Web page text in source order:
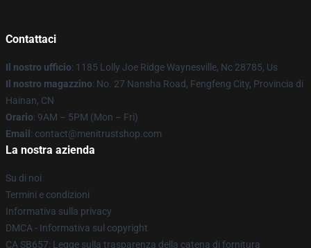
Contattaci
Il nostro ufficio: 1185 Lolly Joe Ridge Waynesville, Nc 28785, Us
Il nostro magazzino: No. 27 Nansha Road, Fengfeng City, Provincia di
Hainan, CN
Orario: 9AM – 5PM (Mon – Fri)
Email : contact@menitrustshop.com
La nostra azienda
Su di noi
Termini e condizioni
Informativa sulla privacy
DMCA - Informativa sul copyright
CA SB657: Legge sulla trasparenza della catena di fornitura